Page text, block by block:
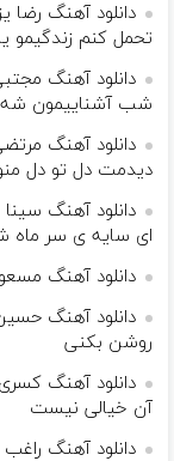
دانلود آهنگ رضا
تحمل کنم زندگیمو
دانلود آهنگ
شب آشناییمون شه
دانلود آهنگ
دیدمت دل تو دل
دانلود آهنگ
ای سایه ی سر ماه
دانلود آهنگ
دانلود آهنگ
روشن بکنی
دانلود آهنگ
آن خیالی نیست
دانلود آهنگ